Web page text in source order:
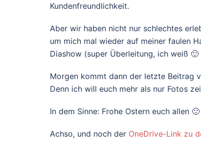
Kundenfreundlichkeit.
Aber wir haben nicht nur schlechtes
um mich mal wieder auf meiner faulen
Diashow (super Überleitung, ich weiß 🙂
Morgen kommt dann der letzte Beitrag
Denn ich will euch mehr als nur Fotos
In dem Sinne: Frohe Ostern euch allen 🙂
Achso, und noch der OneDrive-Link zu